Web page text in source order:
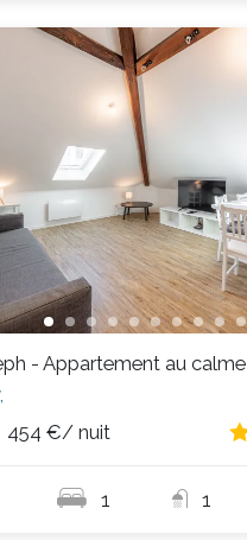
- Appartement au calme
454 €/ nuit
1 1